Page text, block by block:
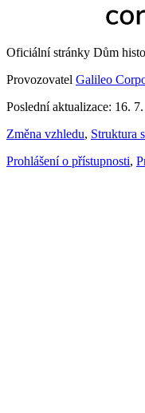
Oficiální stránky Dům
Provozovatel Galileo
Poslední aktualizace: 16.
Změna vzhledu, Struktura
Prohlášení o přístupnosti,